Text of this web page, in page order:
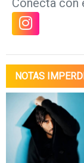
Conecta con
NOTAS